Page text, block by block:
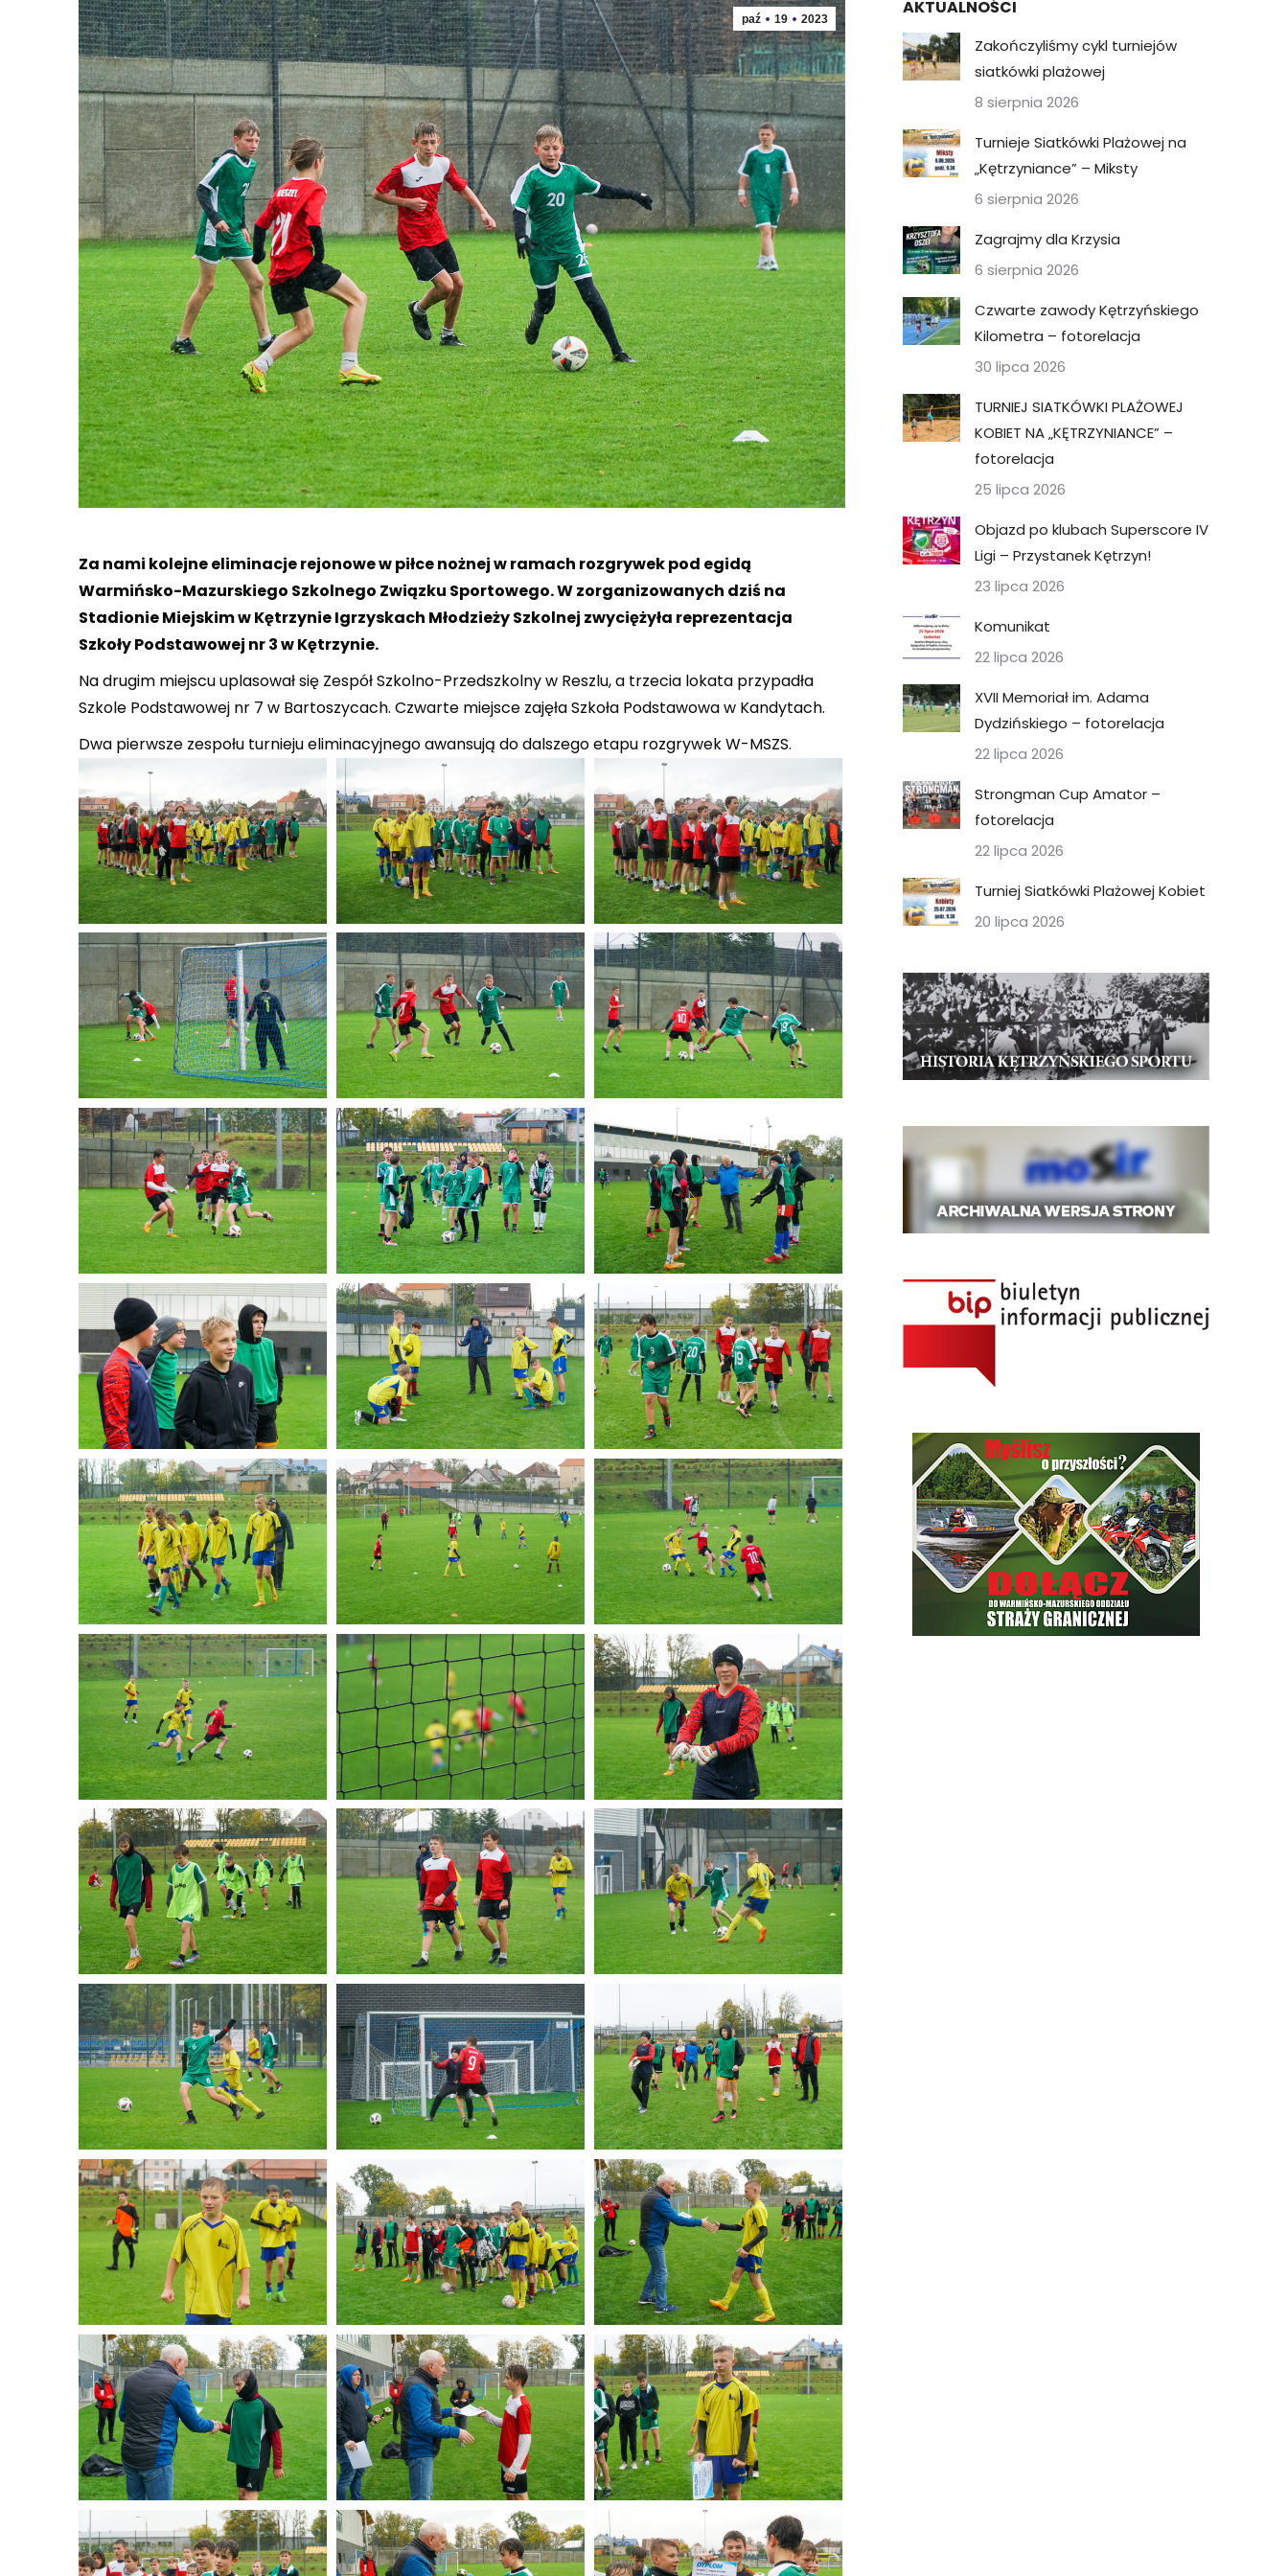
paź 19 2023
Za nami kolejne eliminacje rejonowe w piłce nożnej w ramach rozgrywek pod egidą
Warmińsko-Mazurskiego Szkolnego Związku Sportowego. W zorganizowanych dziś na
Stadionie Miejskim w Kętrzynie Igrzyskach Młodzieży Szkolnej zwyciężyła reprezentacja
Szkoły Podstawowej nr 3 w Kętrzynie.
Na drugim miejscu uplasował się Zespół Szkolno-Przedszkolny w Reszlu, a trzecia lokata przypadła
Szkole Podstawowej nr 7 w Bartoszycach. Czwarte miejsce zajęła Szkoła Podstawowa w Kandytach.
Dwa pierwsze zespołu turnieju eliminacyjnego awansują do dalszego etapu rozgrywek W-MSZS.
AKTUALNOŚCI
Zakończyliśmy cykl turniejów
siatkówki plażowej
8 sierpnia 2026
Turnieje Siatkówki Plażowej na
„Kętrzyniance” – Miksty
6 sierpnia 2026
Zagrajmy dla Krzysia
6 sierpnia 2026
Czwarte zawody Kętrzyńskiego
Kilometra – fotorelacja
30 lipca 2026
TURNIEJ SIATKÓWKI PLAŻOWEJ
KOBIET NA „KĘTRZYNIANCE” –
fotorelacja
25 lipca 2026
Objazd po klubach Superscore IV
Ligi – Przystanek Kętrzyn!
23 lipca 2026
Komunikat
22 lipca 2026
XVII Memoriał im. Adama
Dydzińskiego – fotorelacja
22 lipca 2026
Strongman Cup Amator –
fotorelacja
22 lipca 2026
Turniej Siatkówki Plażowej Kobiet
20 lipca 2026